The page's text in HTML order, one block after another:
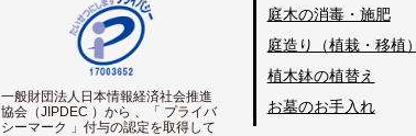
一般財団法人日本情報経済社会推進
協会（JIPDEC ）から 、「 プライバ
シーマーク 」付与の認定を取得して
庭木の消毒・施肥
庭造り（植栽・移植）
植木鉢の植替え
お墓のお手入れ